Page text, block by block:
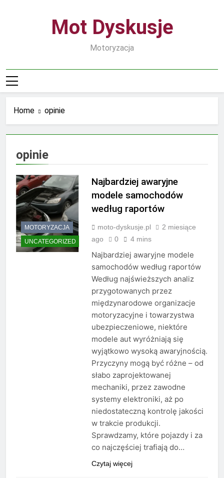
Mot Dyskusje
Motoryzacja
Home opinie
opinie
MOTORYZACJA
UNCATEGORIZED
Najbardziej awaryjne
modele samochodów
według raportów
moto-dyskusje.pl
2 miesiące
ago
0 4 mins
Najbardziej awaryjne modele
samochodów według raportów
Według najświeższych analiz
przygotowanych przez
międzynarodowe organizacje
motoryzacyjne i towarzystwa
ubezpieczeniowe, niektóre
modele aut wyróżniają się
wyjątkowo wysoką awaryjnością.
Przyczyny mogą być różne – od
słabo zaprojektowanej
mechaniki, przez zawodne
systemy elektroniki, aż po
niedostateczną kontrolę jakości
w trakcie produkcji.
Sprawdzamy, które pojazdy i za
co najczęściej trafiają do…
Czytaj więcej